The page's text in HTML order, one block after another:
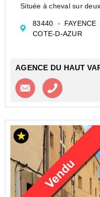
Située à cheval sur
niveau le plus bas, une
à vivre o...
83440 FAYENCE
COTE-D-AZUR
AGENCE DU HAUT
Contacter l'agence